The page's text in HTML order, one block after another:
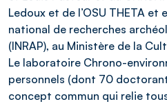
Ledoux et de l’OSU THETA et
national de recherches
(INRAP), au Ministère de la
Le laboratoire Chrono-
personnels (dont 70
concept commun qui relie